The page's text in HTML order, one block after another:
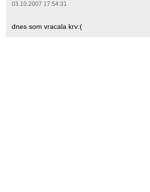
03.10.2007 17:54:31
dnes som vracala krv:(